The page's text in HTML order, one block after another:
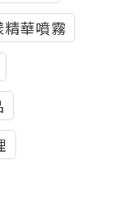
華噴霧